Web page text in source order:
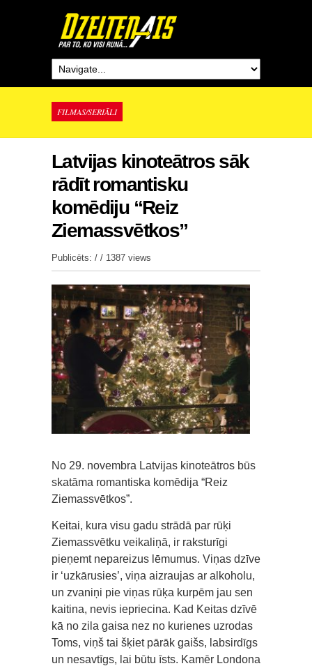
FILMAS/SERIĀLI
Latvijas kinoteātros sāk
rādīt romantisku
komēdiju “Reiz
Ziemassvētkos”
Publicēts: / / 1387 views
No 29. novembra Latvijas kinoteātros būs
skatāma romantiska komēdija “Reiz
Ziemassvētkos”.
Keitai, kura visu gadu strādā par rūķi
Ziemassvētku veikaliņā, ir raksturīgi
pieņemt nepareizus lēmumus. Viņas dzīve
ir ‘uzkārusies’, viņa aizraujas ar alkoholu,
un zvaniņi pie viņas rūķa kurpēm jau sen
kaitina, nevis iepriecina. Kad Keitas dzīvē
kā no zila gaisa nez no kurienes uzrodas
Toms, viņš tai šķiet pārāk gaišs, labsirdīgs
un nesavtīgs, lai būtu īsts. Kamēr Londona